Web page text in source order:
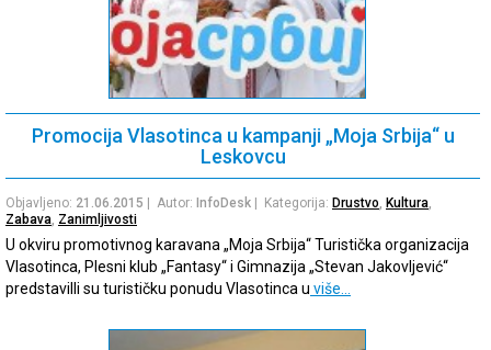
Promocija Vlasotinca u kampanji „Moja Srbija“ u
Leskovcu
Objavljeno: 21.06.2015 | Autor: InfoDesk | Kategorija: Drustvo, Kultura,
Zabava, Zanimljivosti
U okviru promotivnog karavana „Moja Srbija“ Turistička organizacija
Vlasotinca, Plesni klub „Fantasy“ i Gimnazija „Stevan Jakovljević“
predstavilli su turističku ponudu Vlasotinca u više…